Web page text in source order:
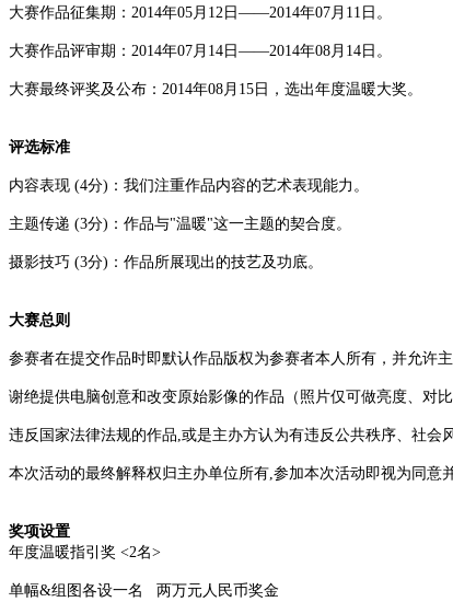
大赛作品征集期：2014年05月12日——2014年07月11日。
大赛作品评审期：2014年07月14日——2014年08月14日。
大赛最终评奖及公布：2014年08月15日，选出年度温暖大奖。
评选标准
内容表现 (4分)：我们注重作品内容的艺术表现能力。
主题传递 (3分)：作品与"温暖"这一主题的契合度。
摄影技巧 (3分)：作品所展现出的技艺及功底。
大赛总则
参赛者在提交作品时即默认作品版权为参赛者本人所有，并允许
谢绝提供电脑创意和改变原始影像的作品（照片仅可做亮度、对
违反国家法律法规的作品,或是主办方认为有违反公共秩序、社会
本次活动的最终解释权归主办单位所有,参加本次活动即视为同意
奖项设置
年度温暖指引奖 <2名>
单幅&组图各设一名 两万元人民币奖金